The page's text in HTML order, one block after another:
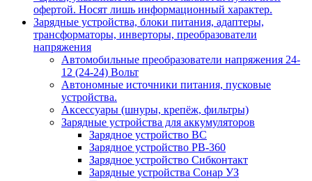
офертой. Носят лишь информационный характер.
Зарядные устройства, блоки питания, адаптеры,
трансформаторы, инверторы, преобразователи
напряжения
Автомобильные преобразователи напряжения 24-
12 (24-24) Вольт
Автономные источники питания, пусковые
устройства.
Аксессуары (шнуры, крепёж, фильтры)
Зарядные устройства для аккумуляторов
Зарядное устройство BC
Зарядное устройство PB-360
Зарядное устройство Сибконтакт
Зарядные устройства Сонар УЗ